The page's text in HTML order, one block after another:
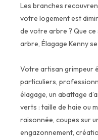
Les branches
votre logement est
de votre arbre ? Que
arbre, Élagage Kenny
Votre artisan grimpeur
particuliers,
élagage, un abattage
verts : taille de haie ou
raisonnée, coupes sur
engazonnement,